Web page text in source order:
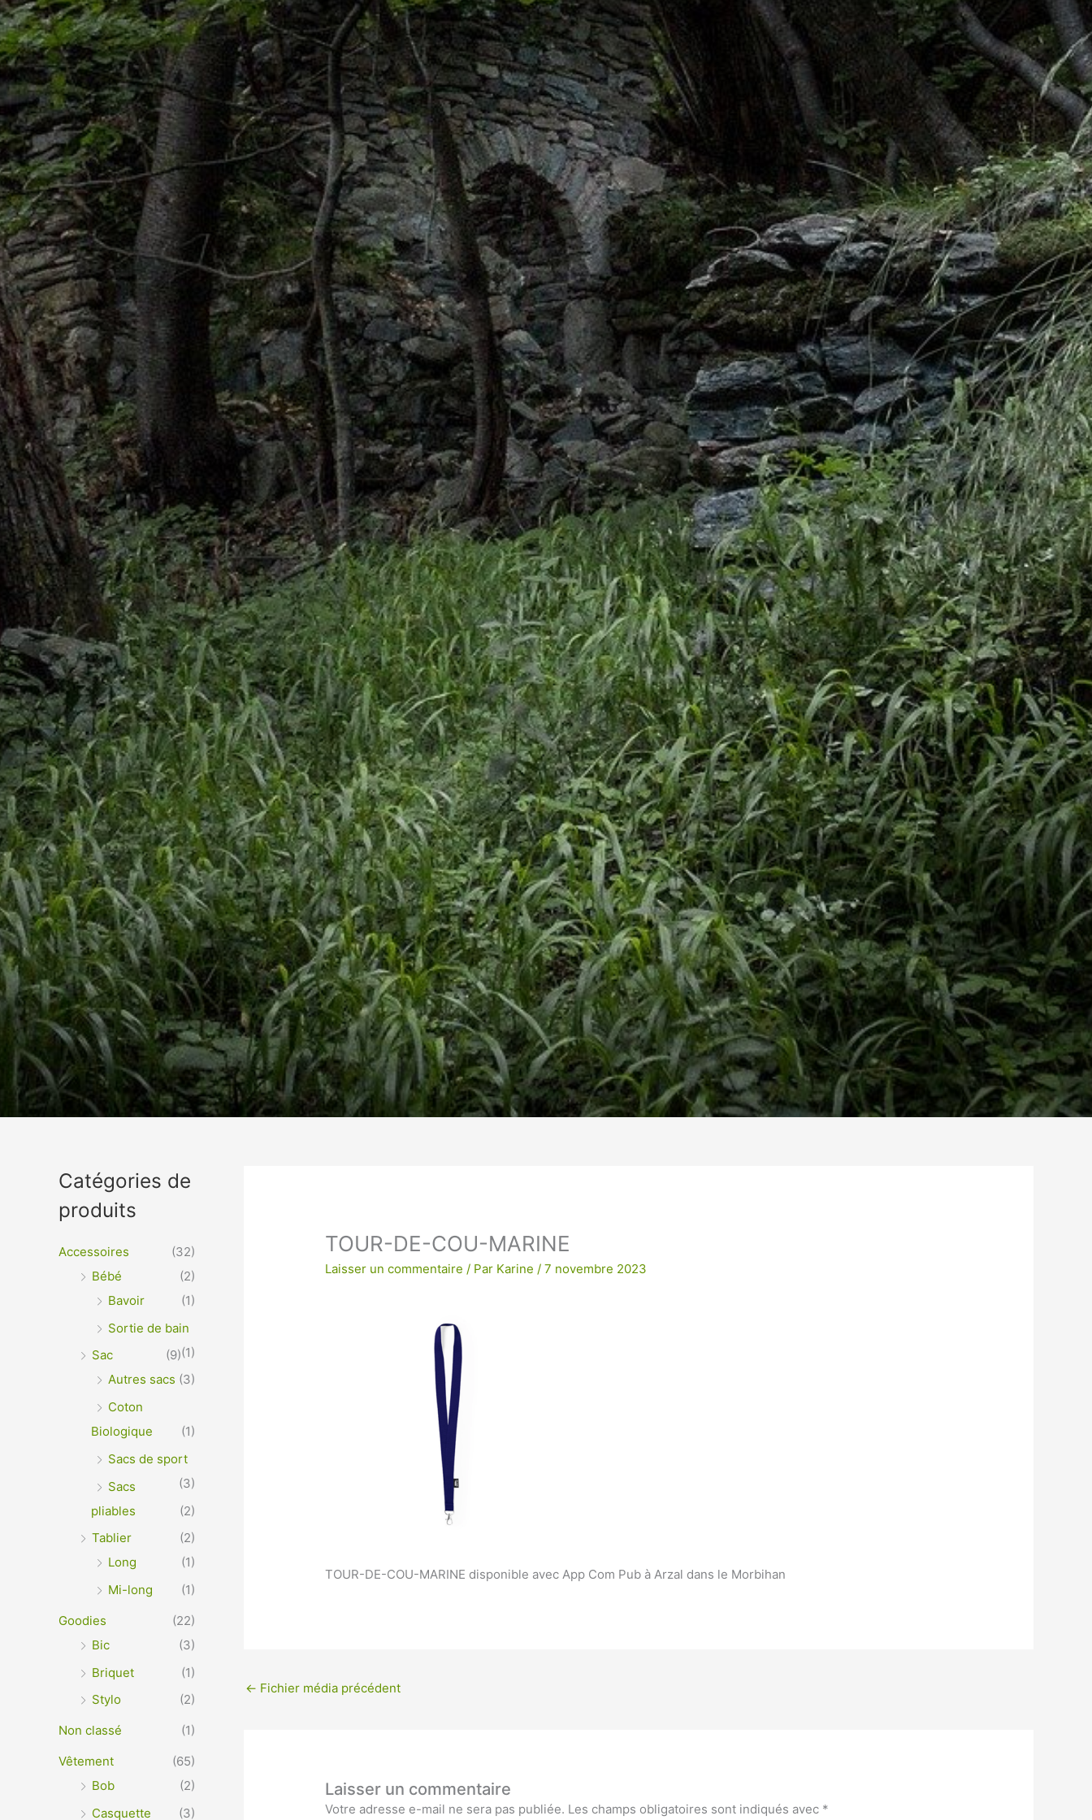
Un vêtement à votre image !
VÊTEMENTS ET OBJETS À PERSONNALISER EN BRODERIE POUR UNE QUALITE
OPTIMALE ou IMPRESSION SUR TEXTILES…
Catégories de
produits
Accessoires
(32)
Bébé
(2)
Bavoir
(1)
Sortie de bain
(1)
Sac
(9)
Autres sacs (3)
Coton
Biologique
(1)
Sacs de sport
(3)
Sacs
pliables
(2)
Tablier
(2)
Long
(1)
Mi-long
(1)
Goodies
(22)
Bic
(3)
Briquet
(1)
Stylo
(2)
Non classé
(1)
Vêtement
(65)
Bob
(2)
Casquette
(3)
TOUR-DE-COU-MARINE
Laisser un commentaire / Par Karine/7 novembre 2023
TOUR-DE-COU-MARINE disponible avec App Com Pub à Arzal dans le Morbihan
← Fichier média précédent
Laisser un commentaire
Votre adresse e-mail ne sera pas publiée. Les champs obligatoires sont indiqués avec *